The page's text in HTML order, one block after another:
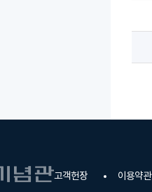
고객헌장 이용약관